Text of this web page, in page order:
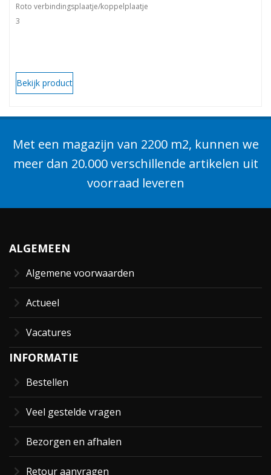
Roto verbindingsplaatje/koppelplaatje
3
Bekijk product
Met een magazijn van 2200 m2, kunnen we
meer dan 20.000 verschillende artikelen uit
voorraad leveren
ALGEMEEN
Algemene voorwaarden
Actueel
Vacatures
INFORMATIE
Bestellen
Veel gestelde vragen
Bezorgen en afhalen
Retour aanvragen